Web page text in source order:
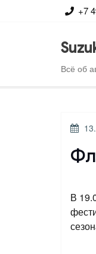
+7
Всё об
В